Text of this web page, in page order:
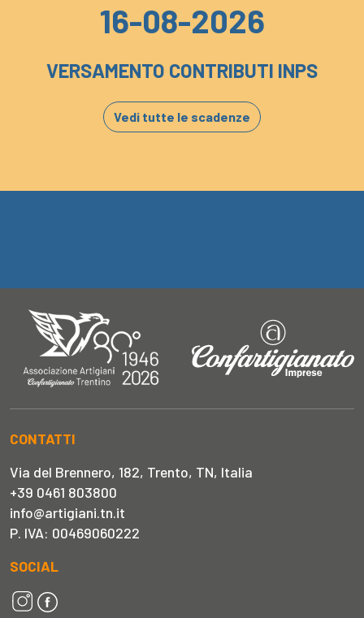
16-08-2026
VERSAMENTO CONTRIBUTI INPS
Vedi tutte le scadenze
CONTATTI
Via del Brennero, 182, Trento, TN, Italia
+39 0461 803800
info@artigiani.tn.it
P. IVA: 00469060222
SOCIAL